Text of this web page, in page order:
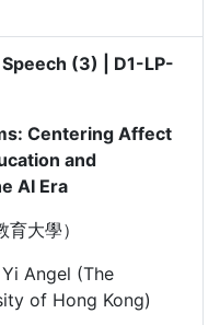
(3) | D1-LP-
Centering Affect
and
AI Era
大學）
Angel (The
of Hong Kong)